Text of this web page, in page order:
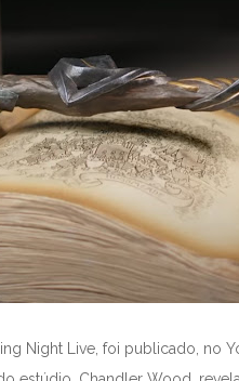
Night Live, foi publicado, no